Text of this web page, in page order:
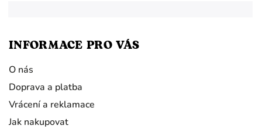
INFORMACE PRO VÁS
O nás
Doprava a platba
Vrácení a reklamace
Jak nakupovat